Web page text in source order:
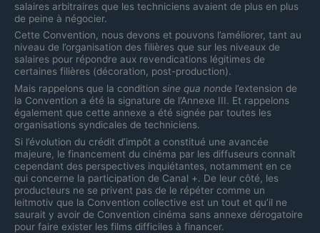
salaires arbitraires que les techniciens avaient de plus en plus
de peine à négocier.
Cette Convention, nous devons et pouvons l’améliorer, tant au
niveau de l’organisation des filières que sur les niveaux de
salaires pour répondre aux revendications légitimes de
certaines filières (décoration, post-production).
Mais rappelons que la condition sine qua nonde l’extension de
la Convention a été la signature de l’Annexe III. Et rappelons
également que cette annexe a été signée par toutes les
organisations syndicales de techniciens.
Si l’évolution du crédit d’impôt a constitué une avancée
majeure, le financement du cinéma par les diffuseurs connaît
cependant des perspectives inquiétantes, notamment en ce
qui concerne la participation de Canal +. De leur côté, les
producteurs ne se privent pas de le répéter comme un
leitmotiv que la Convention collective est un tout et qu’il ne
saurait y avoir de Convention cinéma sans annexe dérogatoire
pour faire exister les films difficiles à financer.